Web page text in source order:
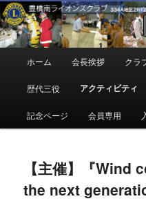
メ
イ
ン
コ
豊橋南ライオ
地域奉仕ボランティア
ュ
ホーム 会長挨拶 クラ
歴代三役 アクティビティ
記念ページ 会員専用
【主催】『Wind
the next